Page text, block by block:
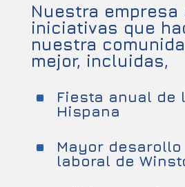
Nuestra empresa
iniciativas que
nuestra
mejor, incluidas,
^
Fiesta anual de
Hispana
^
Mayor
laboral de